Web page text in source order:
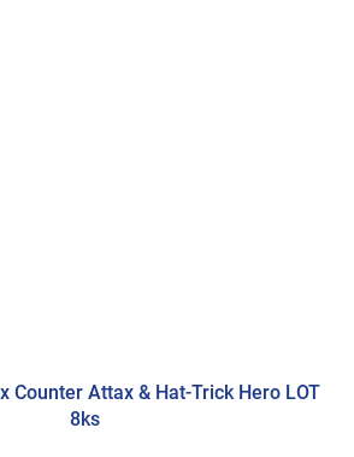
Counter Attax & Hat-Trick Hero LOT
8ks